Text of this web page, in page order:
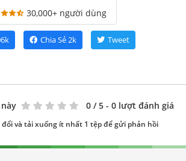
30,000+ người dùng
Chia Sẻ2k Tweet
0 / 5 - 0 lượt đánh giá
đổi và tải xuống ít nhất 1 tệp để gửi phản hồi